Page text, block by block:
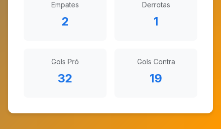
Empates
2
Derrotas
1
Gols Pró
32
Gols Contra
19